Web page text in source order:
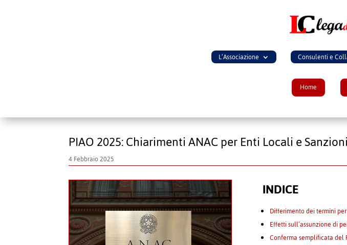
L’Associazione Consulenti e
Home
PIAO 2025: Chiarimenti ANAC per Enti Locali e
4 Febbraio 2025
INDICE
Differimento dei termini
Effetti sull’assunzione di
Conferma semplificata del